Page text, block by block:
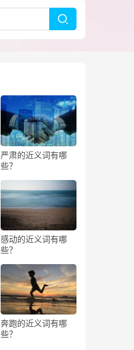
严肃的近义词有哪
些？
感动的近义词有哪
些？
奔跑的近义词有哪
些？